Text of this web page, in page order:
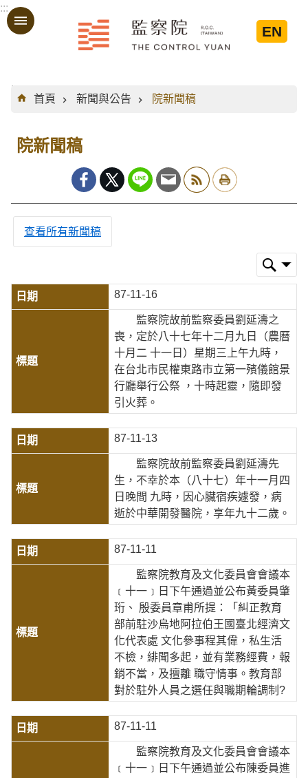
跳到主要內容區塊
:::
EN
:::
首頁
新聞與公告 院新聞稿
院新聞稿
查看所有新聞稿
87-11-16
監察院故前監察委員劉延濤之
喪，定於八十七年十二月九日（農曆
十月二 十一日）星期三上午九時，
在台北市民權東路市立第一殯儀館景
行廳舉行公祭 ，十時起靈，隨即發
引火葬。
87-11-13
監察院故前監察委員劉延濤先
生，不幸於本（八十七）年十一月四
日晚間 九時，因心臟宿疾遽發，病
逝於中華開發醫院，享年九十二歲。
87-11-11
監察院教育及文化委員會會議本
﹝十一﹞日下午通過並公布黃委員肇
珩、 殷委員章甫所提：「糾正教育
部前駐沙烏地阿拉伯王國臺北經濟文
化代表處 文化參事程其偉，私生活
不檢，緋聞多起，並有業務經費，報
銷不當，及擅離 職守情事。教育部
對於駐外人員之選任與職期輪調制?
87-11-11
監察院教育及文化委員會會議本
﹝十一﹞日下午通過並公布陳委員進